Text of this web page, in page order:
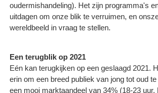
oudermishandeling). Het zijn programma's
uitdagen om onze blik te verruimen, en
wereldbeeld in vraag te stellen.
Een terugblik op 2021
Eén kan terugkijken op een geslaagd 2021.
erin om een breed publiek van jong tot oud
een mooi marktaandeel van 34% (18-23 uur,